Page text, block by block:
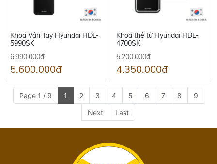
Khoá Vân Tay Hyundai HDL-
5990SK
6.990.000đ
5.600.000đ
Khoá thẻ từ Hyundai HDL-
4700SK
5.200.000đ
4.350.000đ
Page 1 / 9 1 2 3 4 5 6 7 8 9
Next Last